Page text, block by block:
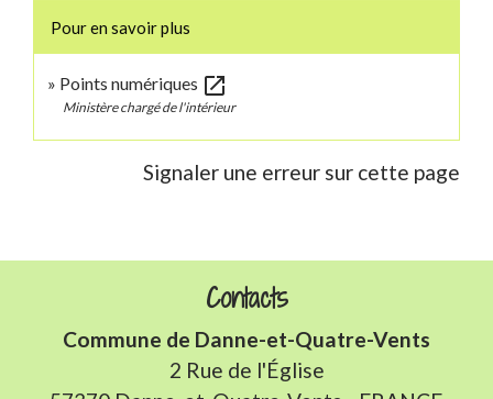
Pour en savoir plus
Points numériques open_in_new
Ministère chargé de l'intérieur
Signaler une erreur sur cette page
Contacts
Commune de Danne-et-Quatre-Vents
2 Rue de l'Église